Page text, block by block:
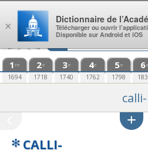
Aller au contenu
1 re
1694
2e
1718
3e
1740
4e
1762
5e
1798
6e
calli-
✻ CALLI-
×
Dictionnaire de
Télécharger ou ouvrir
Disponible sur Android et iOS